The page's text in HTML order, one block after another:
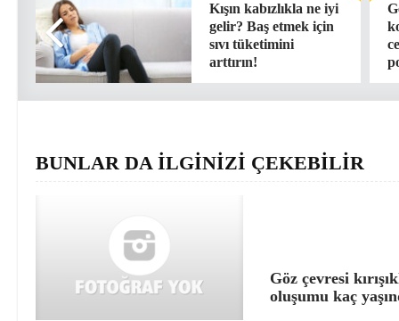
Kışın kabızlıkla ne iyi
gelir? Baş etmek için
sıvı tüketimini
arttırın!
BUNLAR DA İLGİNİZİ ÇEKEBİLİR
Göz çevresi
oluşumu kaç